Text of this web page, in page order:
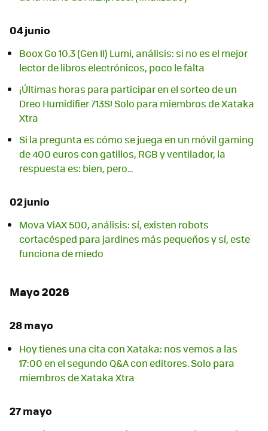
04 junio
Boox Go 10.3 (Gen II) Lumi, análisis: si no es el mejor
lector de libros electrónicos, poco le falta
¡Últimas horas para participar en el sorteo de un
Dreo Humidifier 713S! Solo para miembros de Xataka
Xtra
Si la pregunta es cómo se juega en un móvil gaming
de 400 euros con gatillos, RGB y ventilador, la
respuesta es: bien, pero...
02 junio
Mova ViAX 500, análisis: sí, existen robots
cortacésped para jardines más pequeños y sí, este
funciona de miedo
Mayo 2026
28 mayo
Hoy tienes una cita con Xataka: nos vemos a las
17:00 en el segundo Q&A con editores. Solo para
miembros de Xataka Xtra
27 mayo